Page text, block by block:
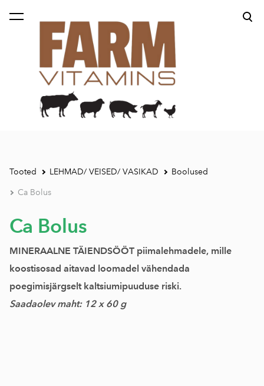
lisati ostukorvi. Vaata ostukorvi
Tooted LEHMAD/ VEISED/ VASIKAD Boolused
Ca Bolus
Ca Bolus
MINERAALNE TÄIENDSÖÖT piimalehmadele, mille
koostisosad aitavad loomadel vähendada
poegimisjärgselt kaltsiumipuuduse riski.
Saadaolev maht: 12 x 60 g